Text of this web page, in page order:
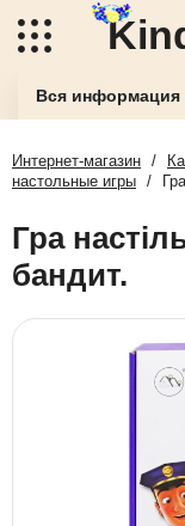
Вся информация
Интернет-магазин /
настольные игры /
Гра
бандит.